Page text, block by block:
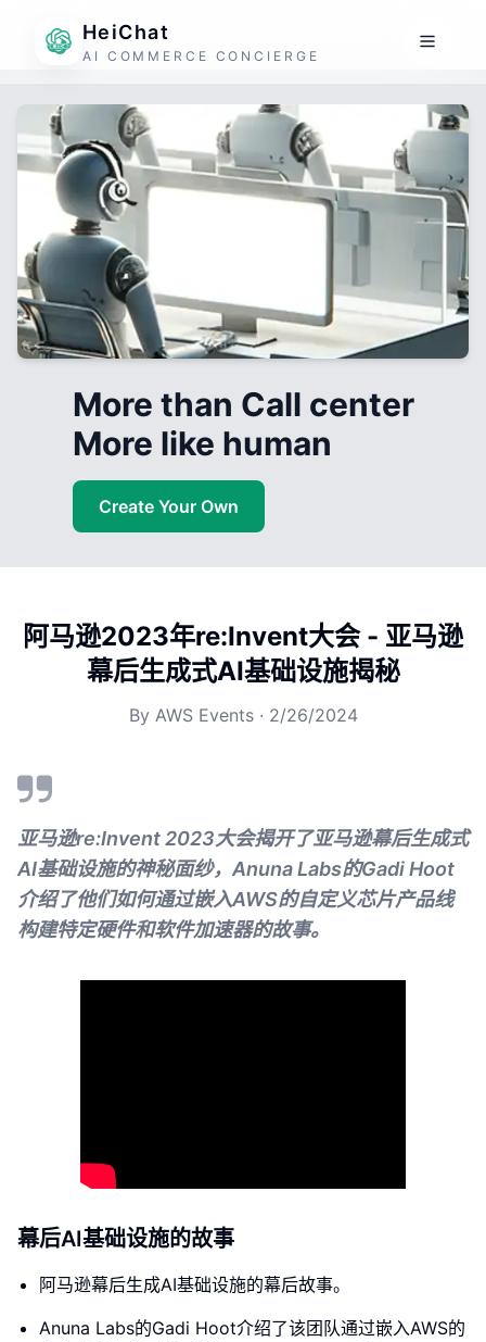
HeiChat
AI COMMERCE CONCIERGE
More than Call center
More like human
Create Your Own
阿马逊2023年re:Invent大会 - 亚马逊
幕后生成式AI基础设施揭秘
By AWS Events· 2/26/2024
亚马逊re:Invent 2023大会揭开了亚马逊幕后生成式
AI基础设施的神秘面纱，Anuna Labs的Gadi Hoot
介绍了他们如何通过嵌入AWS的自定义芯片产品线
构建特定硬件和软件加速器的故事。
幕后AI基础设施的故事
阿马逊幕后生成AI基础设施的幕后故事。
Anuna Labs的Gadi Hoot介绍了该团队通过嵌入AWS的